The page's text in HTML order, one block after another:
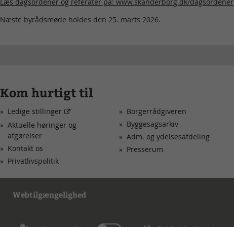
Næste byrådsmøde holdes den 25. marts 2026.
Kom hurtigt til
Ledige stillinger
Aktuelle høringer og
afgørelser
Kontakt os
Privatlivspolitik
Borgerrådgiveren
Byggesagsarkiv
Adm. og ydelsesafdeling
Presserum
Webtilgængelighed